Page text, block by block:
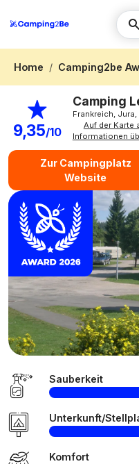
Home Camping2be
9,35/10
Camping
Frankreich,
Auf der Karte
Informationen
Zur Campingplatz
Website
Sauberkeit
Unterkunft/
Komfort